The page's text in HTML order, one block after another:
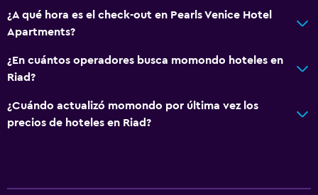
¿A qué hora es el check-out en Pearls Venice Hotel
Apartments?
¿En cuántos operadores busca momondo hoteles en
Riad?
¿Cuándo actualizó momondo por última vez los
precios de hoteles en Riad?